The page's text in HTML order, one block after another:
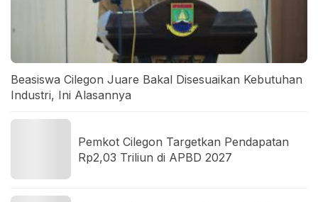
Beasiswa Cilegon Juare Bakal Disesuaikan Kebutuhan
Industri, Ini Alasannya
Pemkot Cilegon Targetkan Pendapatan
Rp2,03 Triliun di APBD 2027